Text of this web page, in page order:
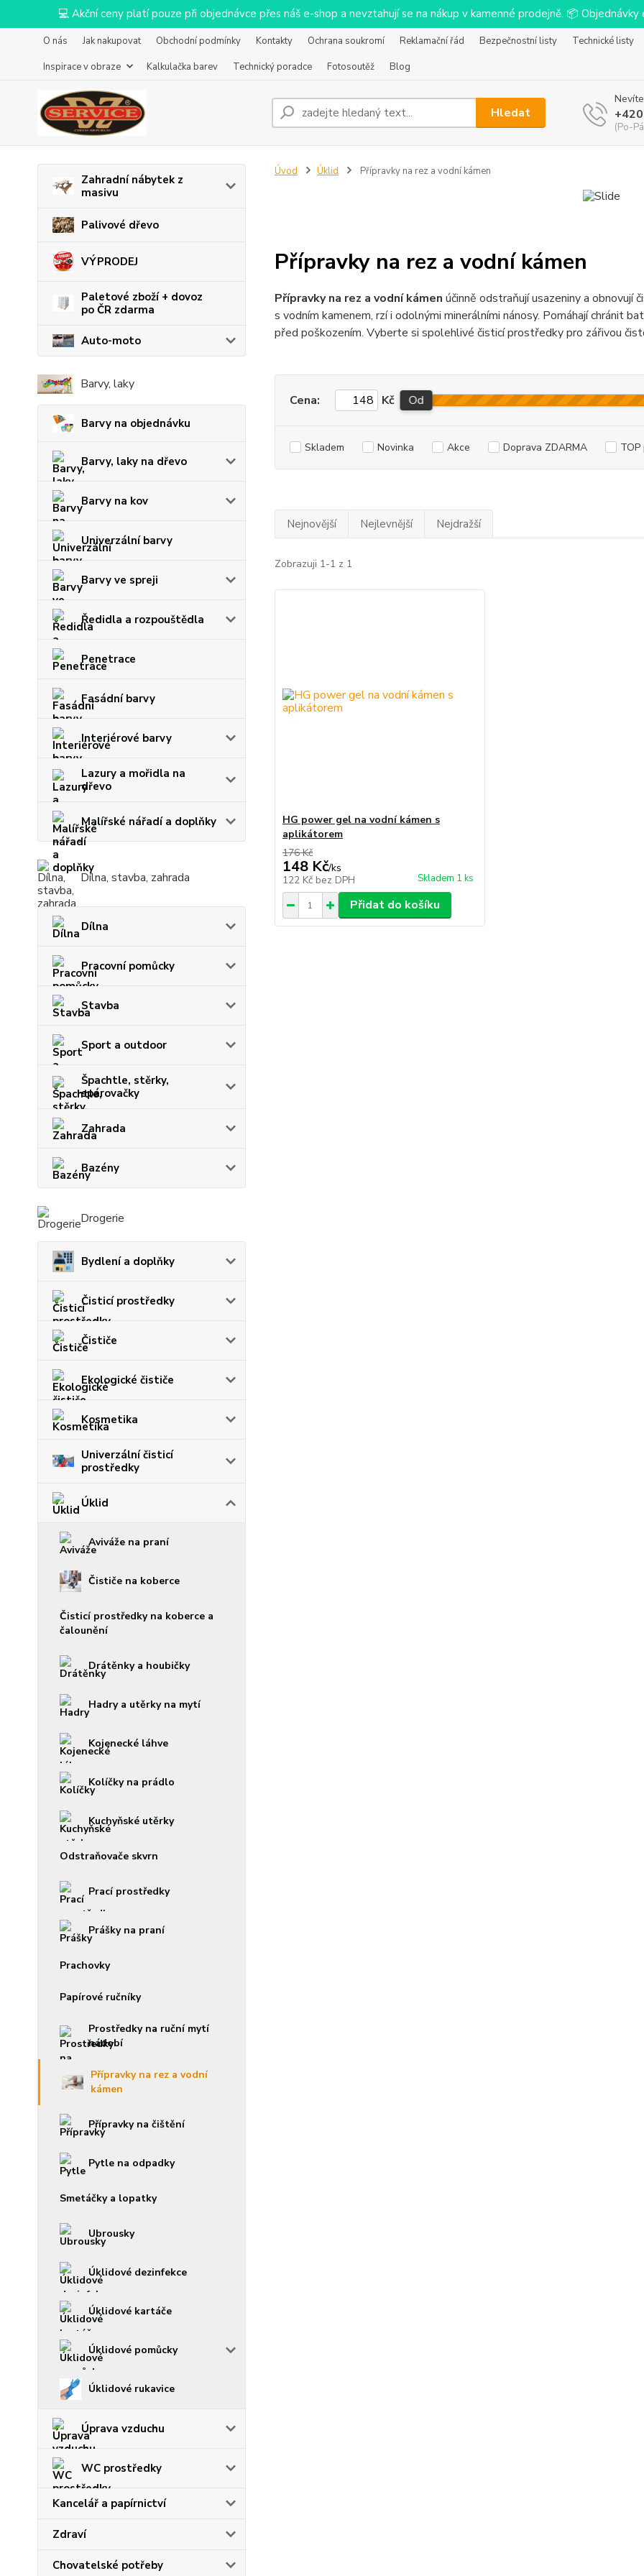
💻 Akční ceny platí pouze při objednávce přes náš e-shop a nevztahují se na nákup v kamenné prodejně. 📦
O nás Jak nakupovat Obchodní podmínky Kontakty Ochrana soukromí Reklamační řád Bezpečnostní listy Technické listy
Inspirace v obraze
Kalkulačka barev Technický poradce Fotosoutěž Blog
Hledat
(Po-
Zahradní nábytek z
masivu
Palivové dřevo
VÝPRODEJ
Paletové zboží + dovoz
po ČR zdarma
Auto-moto
Barvy, laky
Barvy na objednávku
Barvy, laky na dřevo
Barvy na kov
Univerzální barvy
Barvy ve spreji
Ředidla a rozpouštědla
Penetrace
Fasádní barvy
Interiérové barvy
Lazury a mořidla na
dřevo
Malířské nářadí a doplňky
Dílna, stavba, zahrada
Dílna
Pracovní pomůcky
Stavba
Sport a outdoor
Špachtle, stěrky,
spárovačky
Zahrada
Bazény
Drogerie
Bydlení a doplňky
Čisticí prostředky
Čističe
Ekologické čističe
Kosmetika
Univerzální čisticí
prostředky
Úklid
Aviváže na praní
Čističe na koberce
Čisticí prostředky na koberce a
čalounění
Drátěnky a houbičky
Hadry a utěrky na mytí
Kojenecké láhve
Kolíčky na prádlo
Kuchyňské utěrky
Odstraňovače skvrn
Prací prostředky
Prášky na praní
Prachovky
Papírové ručníky
Prostředky na ruční mytí
nádobí
Přípravky na rez a vodní
kámen
Přípravky na čištění
Pytle na odpadky
Smetáčky a lopatky
Ubrousky
Úklidové dezinfekce
Úklidové kartáče
Úklidové pomůcky
Úklidové rukavice
Úprava vzduchu
WC prostředky
Kancelář a papírnictví
Zdraví
Chovatelské potřeby
Úvod Úklid Přípravky na rez a vodní kámen
Přípravky na rez a vodní kámen
Přípravky na rez a vodní kámen účinně odstraňují usazeniny a obnovují
s vodním kamenem, rzí i odolnými minerálními nánosy. Pomáhají chránit
před poškozením. Vyberte si spolehlivé čisticí prostředky pro zářivou
Cena: Kč Od
Skladem Novinka Akce Doprava ZDARMA
Nejnovější Nejlevnější Nejdražší
Zobrazuji 1-1 z 1
HG power gel na vodní kámen s
aplikátorem
176 Kč
148 Kč/ks
122 Kč bez DPH Skladem 1 ks
Přidat do košíku